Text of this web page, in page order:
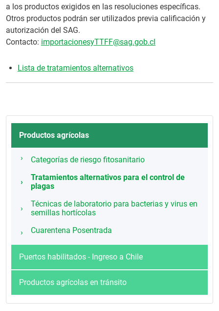
a los productos exigidos en las resoluciones específicas.
Otros productos podrán ser utilizados previa calificación y
autorización del SAG.
Contacto: importacionesyTTFF@sag.gob.cl
Lista de tratamientos alternativos
Productos agrícolas
Categorías de riesgo fitosanitario
Tratamientos alternativos para el control de
plagas
Técnicas de laboratorio para bacterias y virus en
semillas hortícolas
Cuarentena Posentrada
Puertos habilitados - Ingreso a Chile
Productos agrícolas en tránsito